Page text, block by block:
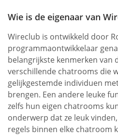
Wie is de eigenaar van
Wireclub is ontwikkeld door
programmaontwikkelaar
belangrijkste kenmerken van
verschillende chatrooms die
gelijkgestemde individuen
brengen. Een andere leuke
zelfs hun eigen chatrooms
onderwerp dat ze leuk
regels binnen elke chatroom